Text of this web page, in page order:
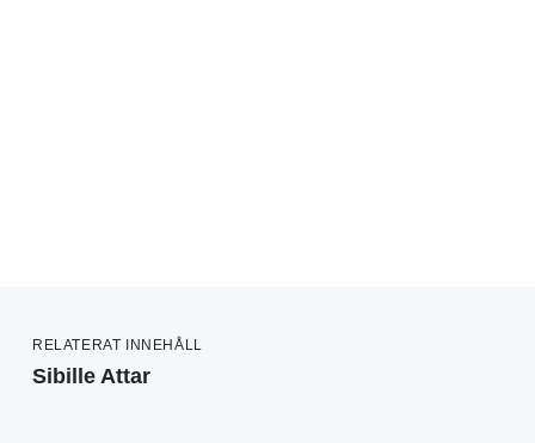
RELATERAT INNEHÅLL
Sibille Attar